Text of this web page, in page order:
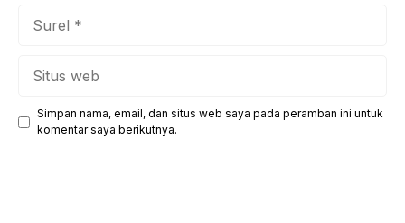
Simpan nama, email, dan situs web saya pada peramban ini untuk
komentar saya berikutnya.